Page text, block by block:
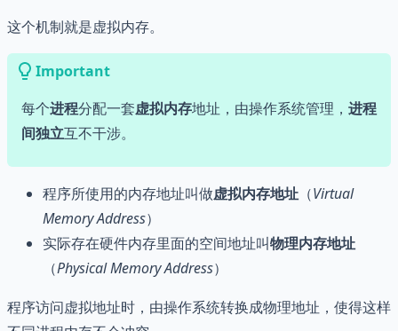
这个机制就是虚拟内存。
Important
每个进程分配一套虚拟内存地址，由操作系统管理， 进程
间独立互不干涉。
程序所使用的内存地址叫做虚拟内存地址 （Virtual
Memory Address）
实际存在硬件内存里面的空间地址叫物理内存地址
（Physical Memory Address）
程序访问虚拟地址时，由操作系统转换成物理地址，使得这样